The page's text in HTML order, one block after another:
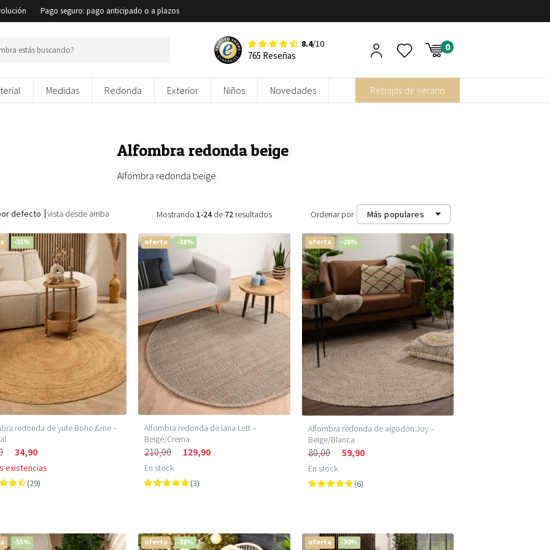
Pago seguro: pago anticipado o a plazos
8.4/10
765 Reseñas
Medidas Redonda Exterior Niños Novedades Rebajas de verano
Alfombra redonda beige
Alfombra redonda beige
defecto vista desde arriba Mostrando 1-24de 72resultados Ordenar por Más populares
Más populares
Más recientes
Precio más bajo (m²)
Precio más alto (m²)
-31%
redonda de yute Boho &me –
34,90
existencias
(29)
oferta -38%
Alfombra redonda de lana Lett –
Beige/Crema
210,00 129,90
En stock
(3)
oferta -26%
Alfombra redonda de algodón Joy –
Beige/Blanca
80,00 59,90
En stock
(6)
-55% oferta -38% oferta -30%